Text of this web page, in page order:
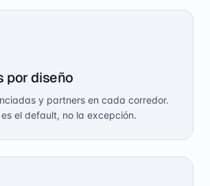
por diseño
y partners en cada corredor.
el default, no la excepción.